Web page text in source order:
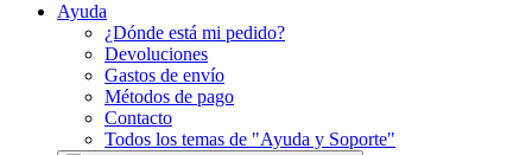
Ayuda
¿Dónde está mi pedido?
Devoluciones
Gastos de envío
Métodos de pago
Contacto
Todos los temas de "Ayuda y Soporte"